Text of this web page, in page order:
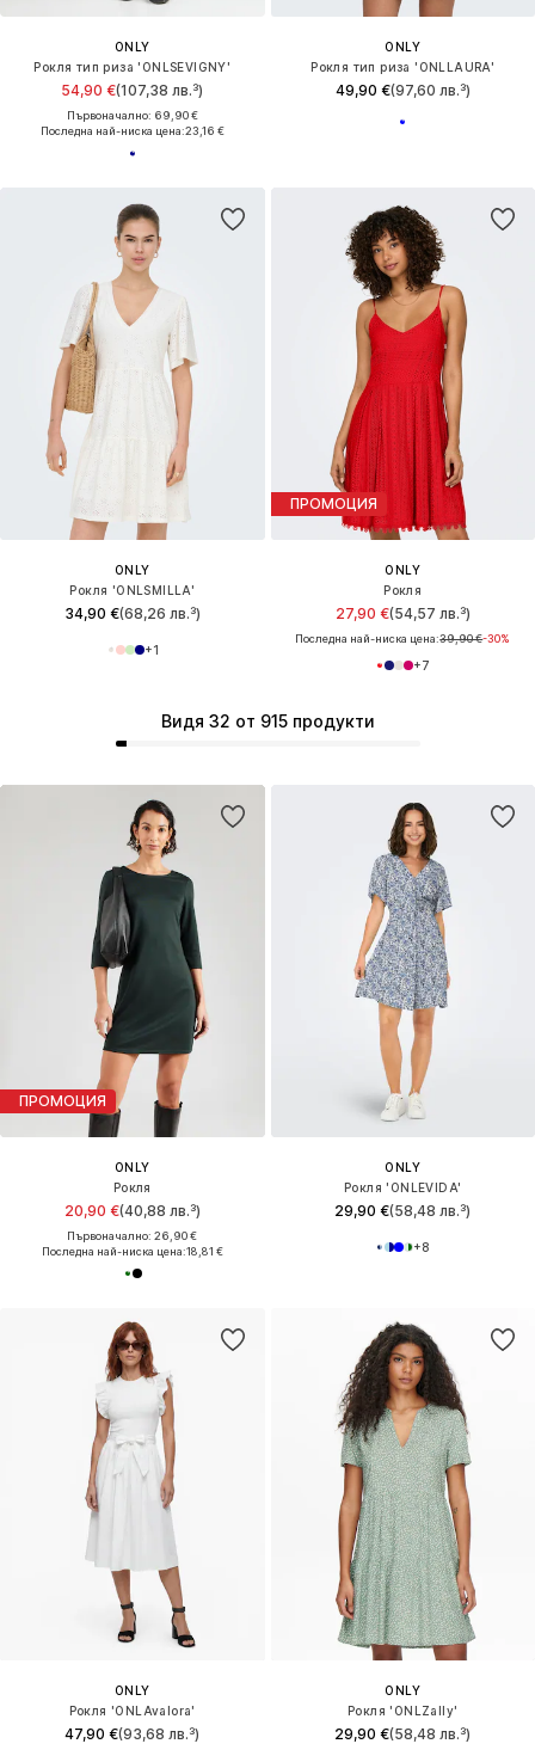
ONLY
Рокля тип риза 'ONLSEVIGNY'
54,90 €(107,38 лв.³)
Първоначално: 69,90 €
Последна най-ниска цена:23,16 €
ONLY
Рокля тип риза 'ONLLAURA'
49,90 €(97,60 лв.³)
ONLY
Рокля 'ONLSMILLA'
34,90 €(68,26 лв.³)
+1
ПРОМОЦИЯ
ONLY
Рокля
27,90 €(54,57 лв.³)
Последна най-ниска цена:39,90 €-30%
+7
ПРОМОЦИЯ
ONLY
Рокля
20,90 €(40,88 лв.³)
Първоначално: 26,90 €
Последна най-ниска цена:18,81 €
Видя 32 от 915 продукти
ONLY
Рокля 'ONLEVIDA'
29,90 €(58,48 лв.³)
+8
ONLY
Рокля 'ONLAvalora'
47,90 €(93,68 лв.³)
ONLY
Рокля 'ONLZally'
29,90 €(58,48 лв.³)